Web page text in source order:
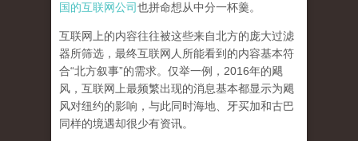
国的互联网公司也拼命想从中分一杯羹。
互联网上的内容往往被这些来自北方的庞大过滤
器所筛选，最终互联网人所能看到的内容基本符
合“北方叙事”的需求。仅举一例，2016年的飓
风，互联网上最频繁出现的消息基本都显示为飓
风对纽约的影响，与此同时海地、牙买加和古巴
同样的境遇却很少有资讯。